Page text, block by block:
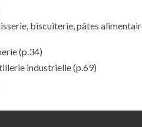
biscuiterie, pâtes
(p.34)
industrielle(p.69)